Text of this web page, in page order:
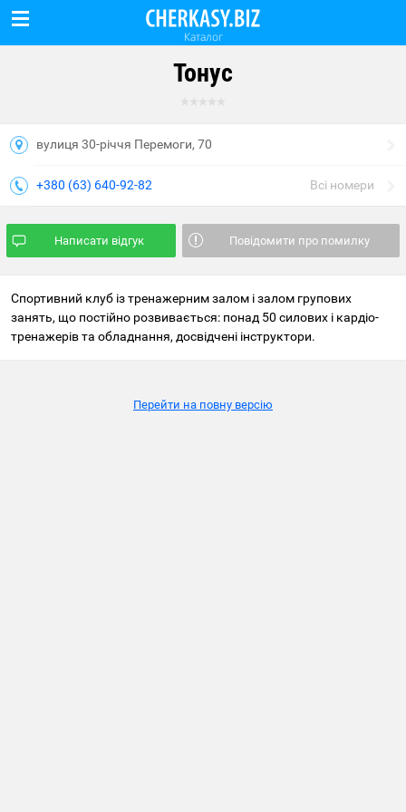
Каталог
Тонус
вулиця 30-річчя Перемоги, 70
+380 (63) 640-92-82 Всі номери
Написати відгук Повідомити про помилку
Спортивний клуб із тренажерним залом і залом групових
занять, що постійно розвивається: понад 50 силових і кардіо-
тренажерів та обладнання, досвідчені інструктори.
Перейти на повну версію